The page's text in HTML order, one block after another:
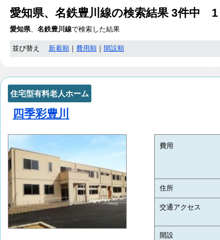
愛知県、名鉄豊川線の検索結果 3件中 1
愛知県 名鉄豊川線で検索した結果
並び替え 新着順 費用順 開設順
住宅型有料老人ホーム
四季彩豊川
費用
住所
交通アクセス
開設